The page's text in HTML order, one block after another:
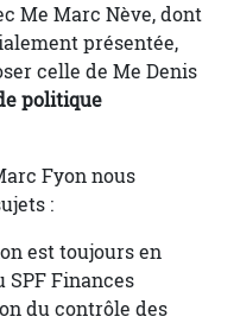
Me Marc Nève, dont
présentée,
celle de Me Denis
politique
Fyon nous
:
est toujours en
SPF Finances
du contrôle des